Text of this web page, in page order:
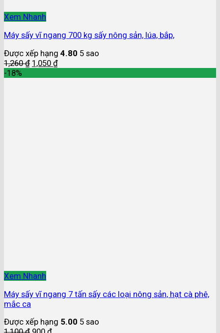
Xem Nhanh
Máy sấy vĩ ngang 700 kg sấy nông sản, lúa, bắp,
Được xếp hạng 4.80 5 sao
1,260₫ 1,050 ₫
-18%
Xem Nhanh
Máy sấy vĩ ngang 7 tấn sấy các loại nông sản, hạt cà phê,
mắc ca
Được xếp hạng 5.00 5 sao